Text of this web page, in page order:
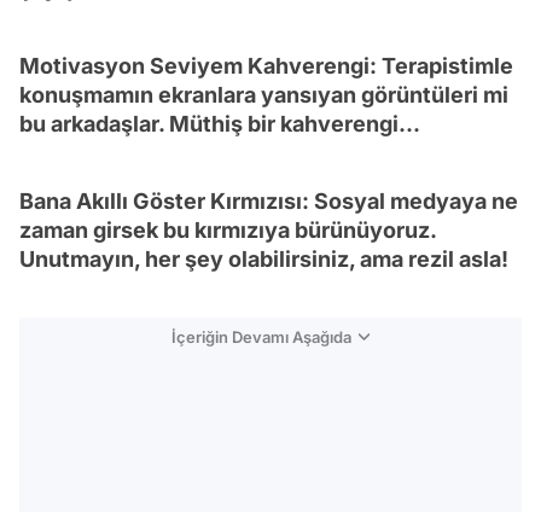
Motivasyon Seviyem Kahverengi: Terapistimle
konuşmamın ekranlara yansıyan görüntüleri mi
bu arkadaşlar. Müthiş bir kahverengi...
Bana Akıllı Göster Kırmızısı: Sosyal medyaya ne
zaman girsek bu kırmızıya bürünüyoruz.
Unutmayın, her şey olabilirsiniz, ama rezil asla!
İçeriğin Devamı Aşağıda